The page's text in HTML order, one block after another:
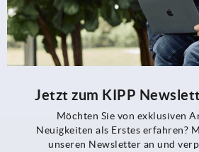
Jetzt zum KIPP
Möchten Sie von exklusiven
Neuigkeiten als Erstes erfahren?
unseren Newsletter an und